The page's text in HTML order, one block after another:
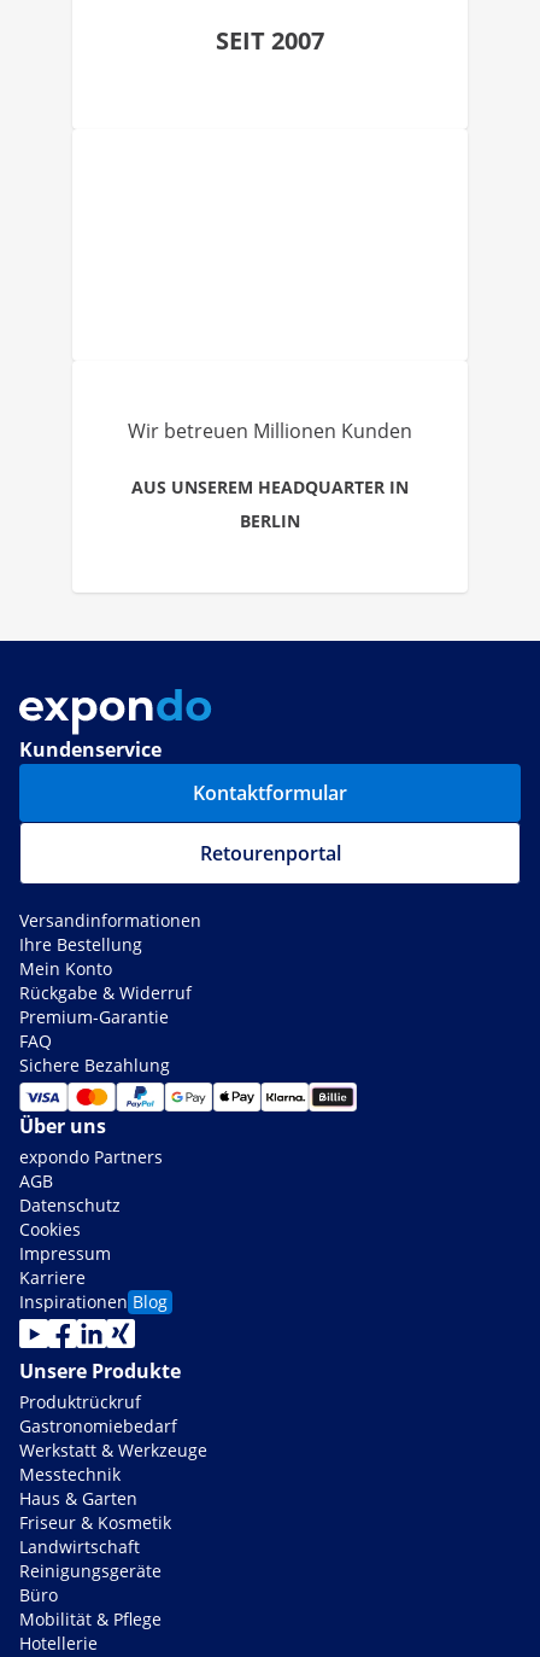
SEIT 2007
Wir betreuen Millionen Kunden
AUS UNSEREM HEADQUARTER IN
BERLIN
Kundenservice
Kontaktformular
Retourenportal
Versandinformationen
Ihre Bestellung
Mein Konto
Rückgabe & Widerruf
Premium-Garantie
FAQ
Sichere Bezahlung
Über uns
expondo Partners
AGB
Datenschutz
Cookies
Impressum
Karriere
Inspirationen Blog
Unsere Produkte
Produktrückruf
Gastronomiebedarf
Werkstatt & Werkzeuge
Messtechnik
Haus & Garten
Friseur & Kosmetik
Landwirtschaft
Reinigungsgeräte
Büro
Mobilität & Pflege
Hotellerie